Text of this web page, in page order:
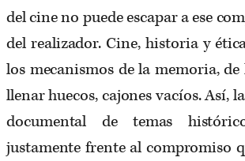
del cine no puede escapar a ese
del realizador. Cine, historia y
los mecanismos de la memoria, de
llenar huecos, cajones vacíos. Así,
documental de temas
justamente frente al compromiso